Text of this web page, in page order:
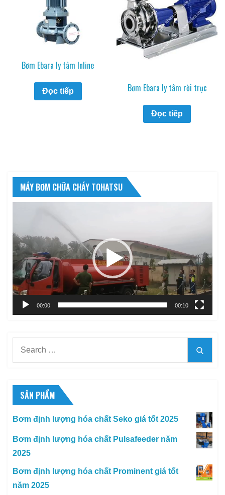
Bơm Ebara ly tâm Inline
Đọc tiếp Bơm Ebara ly tâm rời trục
Đọc tiếp
MÁY BƠM CHỮA CHÁY TOHATSU
Video
00:00 00:10
SẢN PHẨM
Bơm định lượng hóa chất Seko giá tốt 2025
Bơm định lượng hóa chất Pulsafeeder năm
2025
Bơm định lượng hóa chất Prominent giá tốt
năm 2025